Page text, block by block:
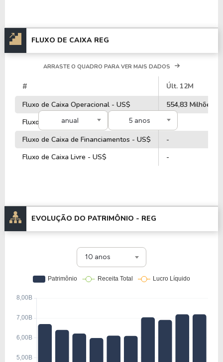
FLUXO DE CAIXA REG
anual 5 anos
ARRASTE O QUADRO PARA VER MAIS DADOS
#
Últ. 12M
Fluxo de Caixa Operacional - US$
554,83 Milhões
Fluxo de Caixa de Investimentos - US$
-
Fluxo de Caixa de Financiamentos - US$
-
Fluxo de Caixa Livre - US$
-
EVOLUÇÃO DO PATRIMÔNIO - REG
10 anos